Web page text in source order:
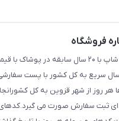
فروشگاه
مجموعه آرشیدا شاپ با ۲۰ سال سابقه
سریع به کل کشور با پست
هر روز از شهر قزوین به کل
ثبت سفارش صورت می